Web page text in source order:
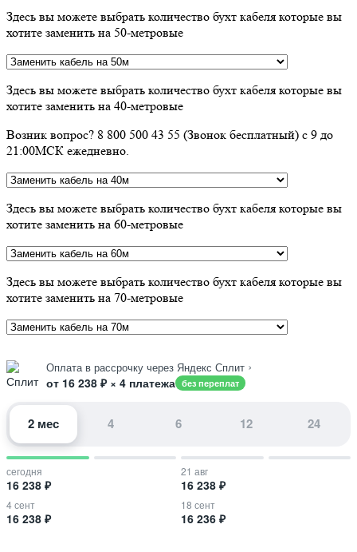
Здесь вы можете выбрать количество бухт кабеля которые вы
хотите заменить на 50-метровые
Здесь вы можете выбрать количество бухт кабеля которые вы
хотите заменить на 40-метровые
Возник вопрос? 8 800 500 43 55 (Звонок бесплатный) с 9 до
21:00МСК ежедневно.
Здесь вы можете выбрать количество бухт кабеля которые вы
хотите заменить на 60-метровые
Здесь вы можете выбрать количество бухт кабеля которые вы
хотите заменить на 70-метровые
Оплата в рассрочку через Яндекс Сплит ›
от 16 238 ₽ × 4 платежа без переплат
2 мес 4 6 12 24
сегодня
16 238 ₽
21 авг
16 238 ₽
4 сент
16 238 ₽
18 сент
16 236 ₽